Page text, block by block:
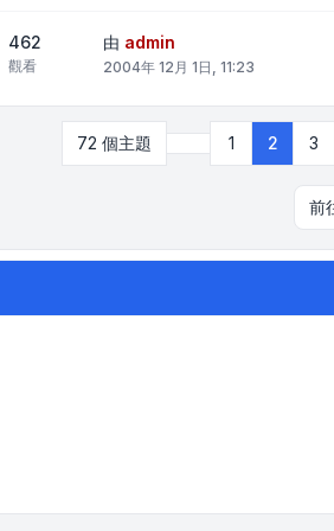
462
觀看
由 admin
2004年 12月 1日, 11:23
72 個主題 上一頁1 2 3
前